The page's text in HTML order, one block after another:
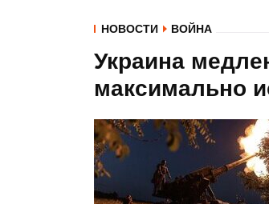
НОВОСТИ ВОЙНА
Украина
максимально